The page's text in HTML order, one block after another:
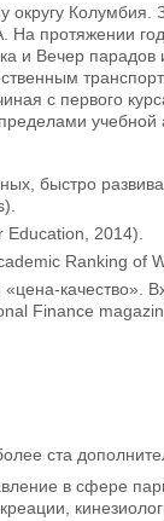
протяжении
и Вечер
с первого
учебной
быстро
2014).
Ranking of
качество».
Finance
ста
в сфере